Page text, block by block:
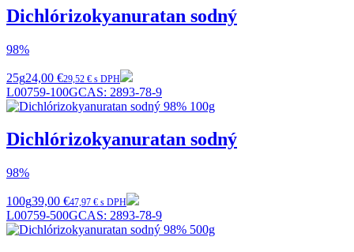
Dichlórizokyanuratan sodný
98%
25g24,00 €29,52 € s DPH
L00759-100GCAS: 2893-78-9
Dichlórizokyanuratan sodný
98%
100g39,00 €47,97 € s DPH
L00759-500GCAS: 2893-78-9